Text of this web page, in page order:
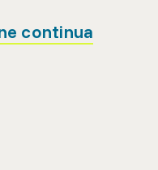
continua